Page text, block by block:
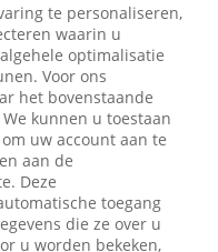
te personaliseren,
waarin u
optimalisatie
Voor ons
het bovenstaande
kunnen u toestaan
uw account aan te
aan de
Deze
toegang
die ze over u
u worden bekeken,